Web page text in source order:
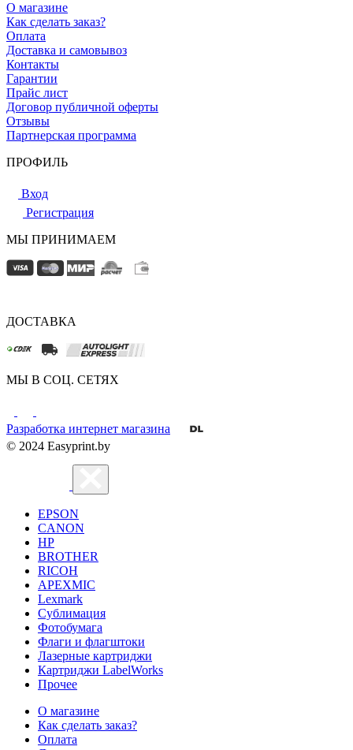
О магазине
Как сделать заказ?
Оплата
Доставка и самовывоз
Контакты
Гарантии
Прайс лист
Договор публичной оферты
Отзывы
Партнерская программа
ПРОФИЛЬ
Вход
Регистрация
МЫ ПРИНИМАЕМ
ДОСТАВКА
МЫ В СОЦ. СЕТЯХ
Разработка интернет магазина
© 2024 Easyprint.by
EPSON
CANON
HP
BROTHER
RICOH
APEXMIC
Lexmark
Сублимация
Фотобумага
Флаги и флагштоки
Лазерные картриджи
Картриджи LabelWorks
Прочее
О магазине
Как сделать заказ?
Оплата